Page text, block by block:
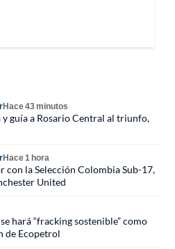
Hace 43 minutos
guía a Rosario Central al triunfo,
Hace 1 hora
con la Selección Colombia Sub-17,
United
hará “fracking sostenible” como
de Ecopetrol